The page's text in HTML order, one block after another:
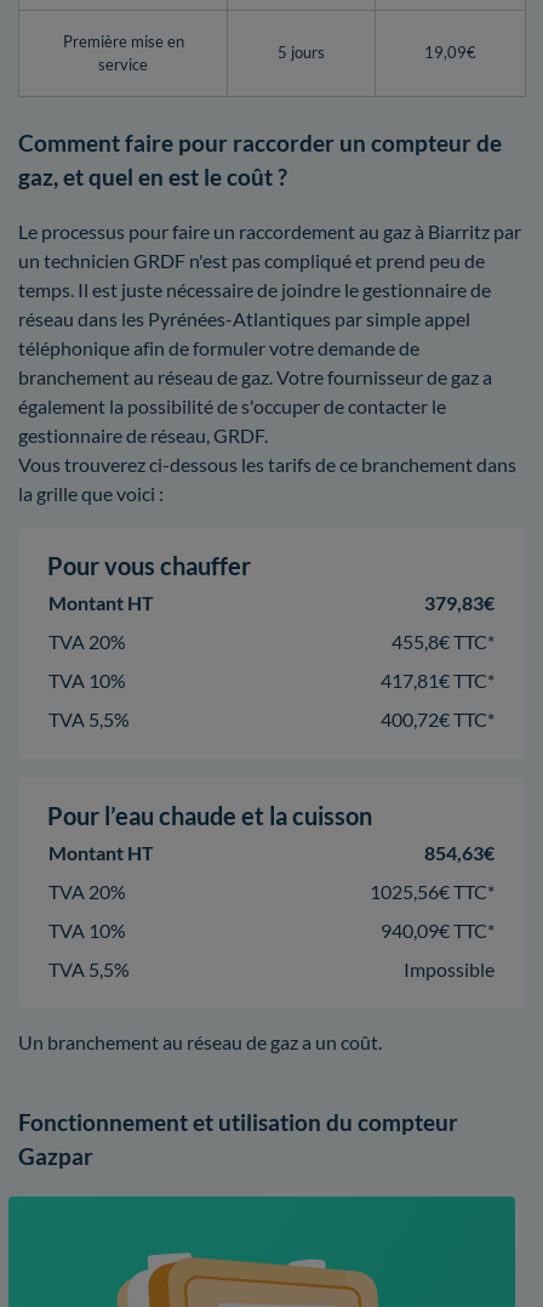
Première mise en
service
5 jours 19,09€
Comment faire pour raccorder un compteur de
gaz, et quel en est le coût ?
Le processus pour faire un raccordement au gaz à Biarritz par
un technicien GRDF n'est pas compliqué et prend peu de
temps. Il est juste nécessaire de joindre le gestionnaire de
réseau dans les Pyrénées-Atlantiques par simple appel
téléphonique afin de formuler votre demande de
branchement au réseau de gaz. Votre fournisseur de gaz a
également la possibilité de s'occuper de contacter le
gestionnaire de réseau, GRDF.
Vous trouverez ci-dessous les tarifs de ce branchement dans
la grille que voici :
Pour vous chauffer
Montant HT
379,83€
TVA 20%
455,8€ TTC*
TVA 10%
417,81€ TTC*
TVA 5,5%
400,72€ TTC*
Pour l’eau chaude et la cuisson
Montant HT
854,63€
TVA 20%
1025,56€ TTC*
TVA 10%
940,09€ TTC*
TVA 5,5%
Impossible
Un branchement au réseau de gaz a un coût.
Fonctionnement et utilisation du compteur
Gazpar